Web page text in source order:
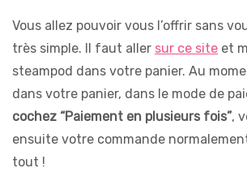
Vous allez pouvoir vous l’offrir sans
très simple. Il faut aller sur ce site et
steampod dans votre panier. Au
dans votre panier, dans le mode de
cochez “Paiement en plusieurs fois”,
ensuite votre commande
tout !